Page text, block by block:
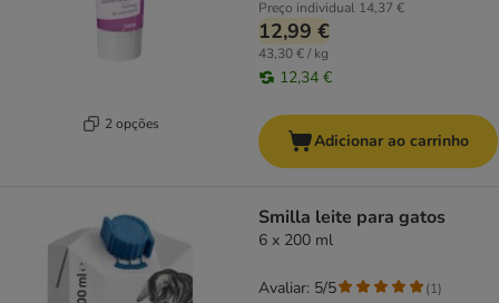
2 opções
Preço individual 14,37 €
12,99 €
43,30 € / kg
12,34 €
Adicionar ao carrinho
Smilla leite para gatos
6 x 200 ml
Avaliar: 5/5 (1)